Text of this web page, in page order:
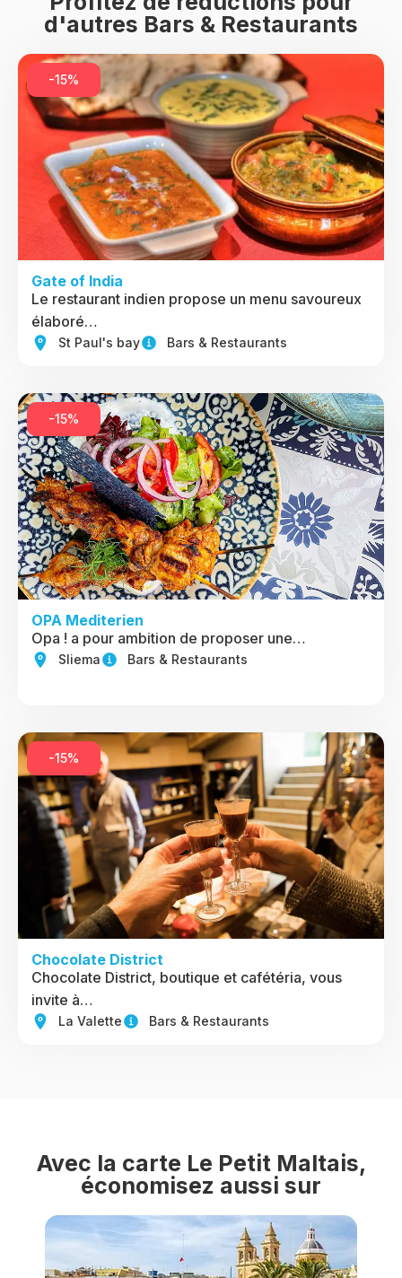
d'autres Bars & Restaurants
-15%
Gate of India
Le restaurant indien propose un menu savoureux
élaboré…
St Paul's bay Bars & Restaurants
-15%
OPA Mediterien
Opa ! a pour ambition de proposer une…
Sliema Bars & Restaurants
-15%
Chocolate District
Chocolate District, boutique et cafétéria, vous
invite à…
La Valette Bars & Restaurants
Avec la carte Le Petit Maltais,
économisez aussi sur